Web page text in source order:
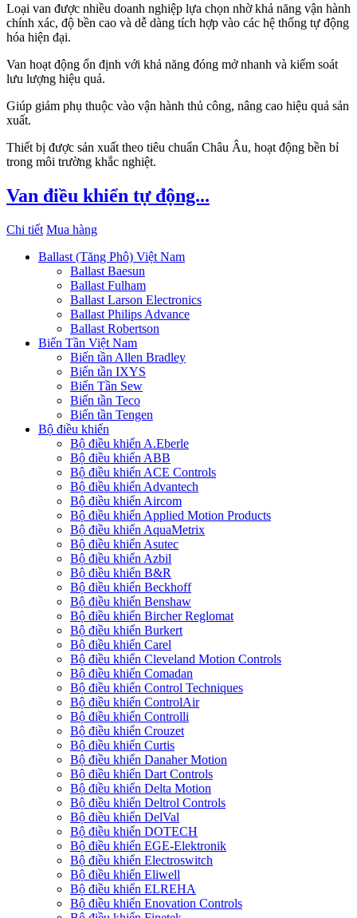
Loại van được nhiều doanh nghiệp lựa chọn nhờ khả năng vận hành
chính xác, độ bền cao và dễ dàng tích hợp vào các hệ thống tự động
hóa hiện đại.
Van hoạt động ổn định với khả năng đóng mở nhanh và kiểm soát
lưu lượng hiệu quả.
Giúp giảm phụ thuộc vào vận hành thủ công, nâng cao hiệu quả sản
xuất.
Thiết bị được sản xuất theo tiêu chuẩn Châu Âu, hoạt động bền bỉ
trong môi trường khắc nghiệt.
Van điều khiển tự động...
Chi tiết Mua hàng
Ballast (Tăng Phô) Việt Nam
Ballast Baesun
Ballast Fulham
Ballast Larson Electronics
Ballast Philips Advance
Ballast Robertson
Biến Tần Việt Nam
Biến tần Allen Bradley
Biến tần IXYS
Biến Tần Sew
Biến tần Teco
Biến tần Tengen
Bộ điều khiển
Bộ điều khiển A.Eberle
Bộ điều khiển ABB
Bộ điều khiển ACE Controls
Bộ điều khiển Advantech
Bộ điều khiển Aircom
Bộ điều khiển Applied Motion Products
Bộ điều khiển AquaMetrix
Bộ điều khiển Asutec
Bộ điều khiển Azbil
Bộ điều khiển B&R
Bộ điều khiển Beckhoff
Bộ điều khiển Benshaw
Bộ điều khiển Bircher Reglomat
Bộ điều khiển Burkert
Bộ điều khiển Carel
Bộ điều khiển Cleveland Motion Controls
Bộ điều khiển Comadan
Bộ điều khiển Control Techniques
Bộ điều khiển ControlAir
Bộ điều khiển Controlli
Bộ điều khiển Crouzet
Bộ điều khiển Curtis
Bộ điều khiển Danaher Motion
Bộ điều khiển Dart Controls
Bộ điều khiển Delta Motion
Bộ điều khiển Deltrol Controls
Bộ điều khiển DelVal
Bộ điều khiển DOTECH
Bộ điều khiển EGE-Elektronik
Bộ điều khiển Electroswitch
Bộ điều khiển Eliwell
Bộ điều khiển ELREHA
Bộ điều khiển Enovation Controls